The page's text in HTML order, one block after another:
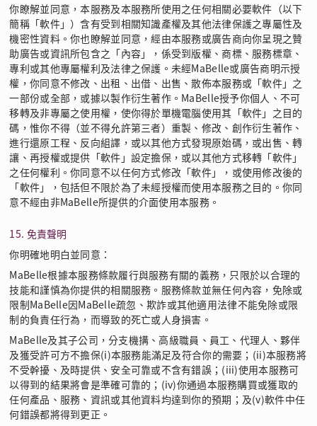
你瞭解並同意，本服務及本服務所使用之任何相關必要軟件（以下
簡稱「軟件」）含有受到相關知識產權及其他法律保護之專屬性及
機密性資料。你也瞭解並同意，經由本服務或廣告商向你呈現之贊
助廣告或資訊所包含之「內容」，係受到版權、商標、服務標章、
專利或其他專屬權利及法律之保護。未經MaBelle或廣告商明示授
權，你同意不修改、出租、出借、出售、散佈本服務或「軟件」之
一部份或全部，或據以製作衍生著作。MaBelle授予你個人、不可
移轉及非專屬之使用權，使你得於單機電腦使用其「軟件」之目的
碼，惟你不得（並不得允許第三者）重製、修改、創作衍生著作、
進行還原工程、反向組譯，或以其他方式發現原始碼，或出售、轉
讓、再授權或提供「軟件」設定擔保，或以其他方式移轉「軟件」
之任何權利。你同意不以任何方式修改「軟件」，或使用修改後的
「軟件」，包括但不限於為了未經授權而使用本服務之目的。你同
意不經由非MaBelle所提供的介面使用本服務。
15. 免責聲明
你明確地明白並同意：
MaBelle根據本服務條款履行與服務有關的義務，只限於以合理的
技能和謹慎為你提供的相關服務。服務條款並無任何內容，免除或
限制MaBelle因MaBelle疏忽、欺詐或其他適用法律不能免除或限
制的負責任行為，而導致的死亡或人身損害。
MaBelle及其子公司，分支機搆、高級職員、員工、代理人、夥伴
及獲受許可方不擔保(i)本服務能滿足及符合你的需要；(ii)本服務將
不受幹擾、及時提供、安全可靠或不含有錯誤；(iii)使用本服務可
以得到的結果將會是準確可靠的；(iv)你通過本服務購買或獲取的
任何產品、服務、資訊或其他資料均達到你的預期；及(v)軟件中任
何錯誤都將得到更正。